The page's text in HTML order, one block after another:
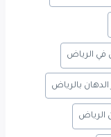
في الرياض
بالرياض